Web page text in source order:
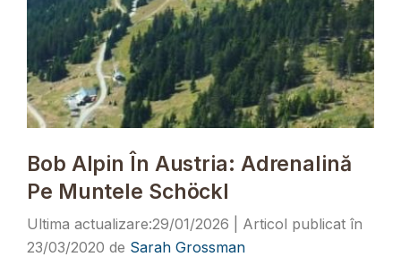
Bob Alpin În Austria: Adrenalină
Pe Muntele Schöckl
29/01/2026
23/03/2020 de Sarah Grossman